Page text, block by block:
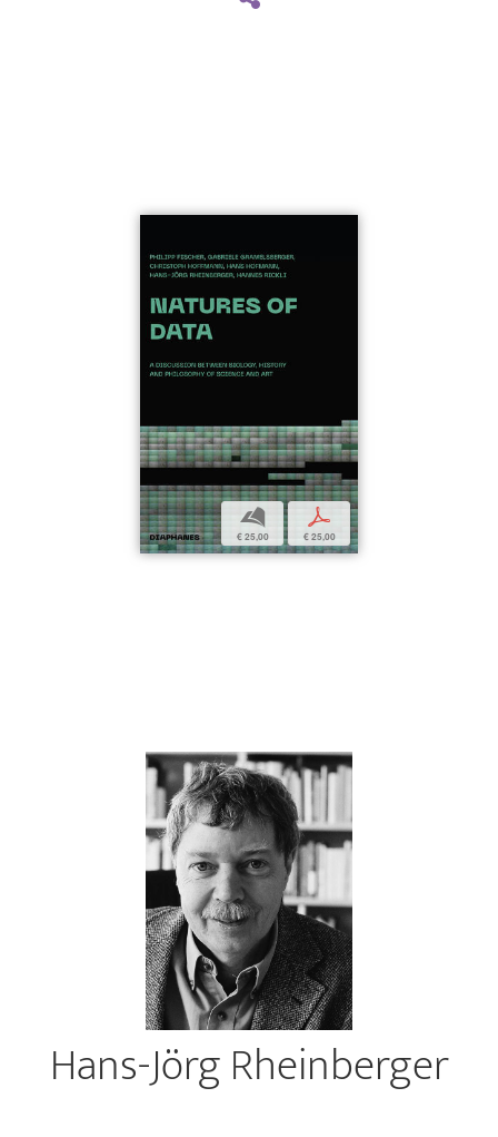
b
€ 25,00
p
€ 25,00
Hans-Jörg Rheinberger